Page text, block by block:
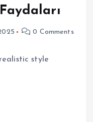
0 Comments